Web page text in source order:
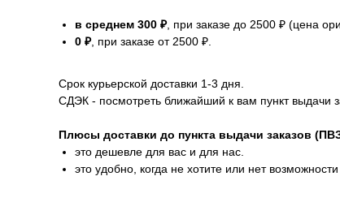
в среднем 300 ₽, при заказе до 2500 ₽ (цена
0 ₽, при заказе от 2500 ₽.
Срок курьерской доставки 1-3 дня.
СДЭК - посмотреть ближайший к вам пункт выдачи
Плюсы доставки до пункта выдачи заказов
это дешевле для вас и для нас.
это удобно, когда не хотите или нет